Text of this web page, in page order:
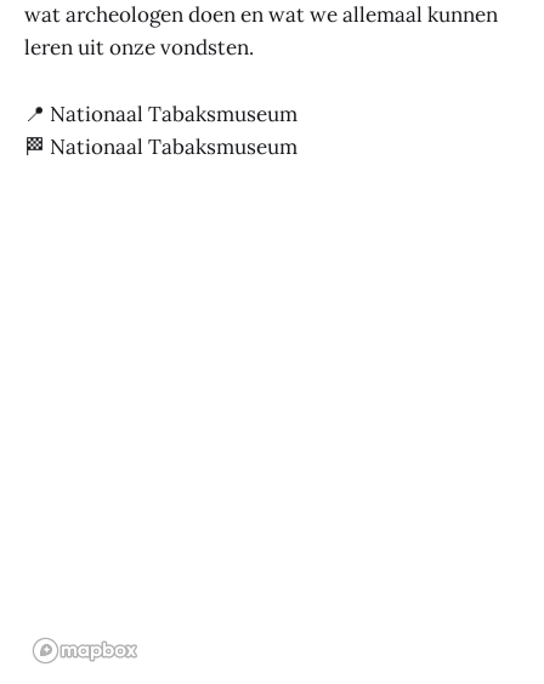
wat archeologen doen en wat we allemaal kunnen
leren uit onze vondsten.
📍 Nationaal Tabaksmuseum
🏁 Nationaal Tabaksmuseum